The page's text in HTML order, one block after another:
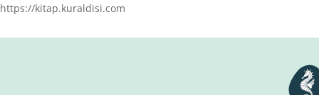
https://kitap.kuraldisi.com